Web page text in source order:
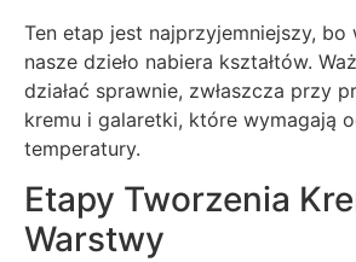
Ten etap jest najprzyjemniejszy, bo
nasze dzieło nabiera kształtów.
działać sprawnie, zwłaszcza przy
kremu i galaretki, które wymagają
temperatury.
Etapy Tworzenia
Warstwy